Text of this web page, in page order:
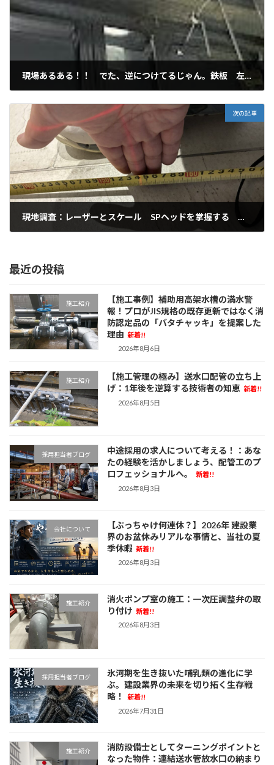
現場あるある！！ でた、逆につけてるじゃん。鉄板 左右逆
次の記事
現地調査：レーザーとスケール SPヘッドを掌握する 仕事をするのは、会社のためでも上司のためでもない。「自分のためです」
最近の投稿
施工紹介
【施工事例】補助用高架水槽の満水警
報！プロがJIS規格の既存更新ではなく消
防認定品の「バタチャッキ」を提案した
理由 新着!!
2026年8月6日
施工紹介
【施工管理の極み】送水口配管の立ち上
げ：1年後を逆算する技術者の知恵 新着!!
2026年8月5日
採用担当者ブログ
中途採用の求人について考える！：あな
たの経験を活かしましょう、配管工のプ
ロフェッショナルへ。
新着!!
2026年8月3日
会社について
【ぶっちゃけ何連休？】2026年 建設業
界のお盆休みリアルな事情と、当社の夏
季休暇 新着!!
2026年8月3日
施工紹介
消火ポンプ室の施工：一次圧調整弁の取
り付け 新着!!
2026年8月3日
採用担当者ブログ
氷河期を生き抜いた哺乳類の進化に学
ぶ。建設業界の未来を切り拓く生存戦
略！
新着!!
2026年7月31日
施工紹介
消防設備士としてターニングポイントと
なった物件：連結送水管放水口の納まり